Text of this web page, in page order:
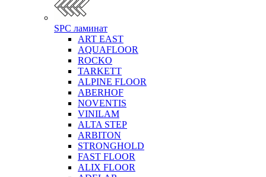
SPC ламинат
ART EAST
AQUAFLOOR
ROCKO
TARKETT
ALPINE FLOOR
ABERHOF
NOVENTIS
VINILAM
ALTA STEP
ARBITON
STRONGHOLD
FAST FLOOR
ALIX FLOOR